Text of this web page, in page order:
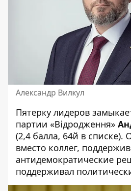
Александр Вилкул
Пятерку лидеров
партии «Відродження»
(2,4 балла, 64й в списке).
вместо коллег,
антидемократические
поддерживал